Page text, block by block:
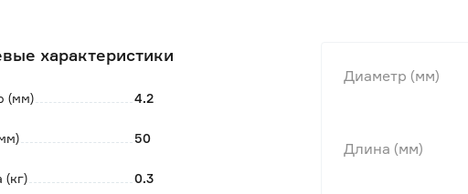
характеристики
(мм) 4.2
50
(кг) 0.3
Диаметр (мм)
Длина (мм)